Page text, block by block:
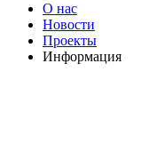
О нас
Новости
Проекты
Информация